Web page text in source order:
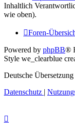
Inhaltlich
wie oben).
Foren-
Powered by phpBB®
Style we_clearblue
Deutsche
Datenschutz |